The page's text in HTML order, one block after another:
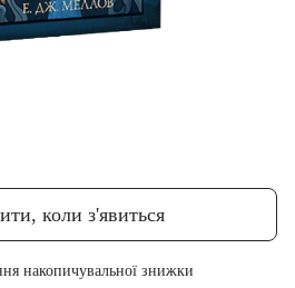
коли з'явиться
накопичувальної знижки